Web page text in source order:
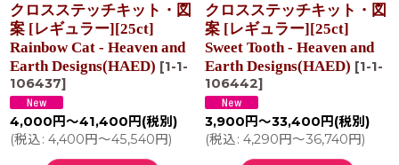
クロスステッチキット・図
案 [レギュラー][25ct]
Rainbow Cat - Heaven and
Earth Designs(HAED) [1-1-
106437]
4,000 円～41,400 円 (税別)
(税込: 4,400円～45,540円)
クロスステッチキット・図
案 [レギュラー][25ct]
Sweet Tooth - Heaven and
Earth Designs(HAED) [1-1-
106442]
3,900 円～33,400 円 (税別)
(税込: 4,290円～36,740円)